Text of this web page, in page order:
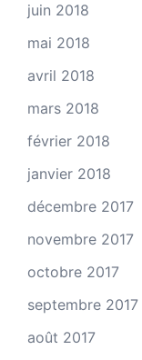
juin 2018
mai 2018
avril 2018
mars 2018
février 2018
janvier 2018
décembre 2017
novembre 2017
octobre 2017
septembre 2017
août 2017